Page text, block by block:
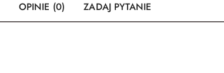
OPINIE (0) ZADAJ PYTANIE